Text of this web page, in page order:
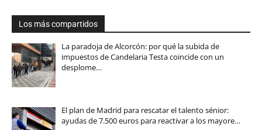
Los más compartidos
La paradoja de Alcorcón: por qué la subida de
impuestos de Candelaria Testa coincide con un
desplome…
El plan de Madrid para rescatar el talento sénior:
ayudas de 7.500 euros para reactivar a los mayore…